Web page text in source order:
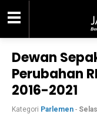
Dewan
Perubahan
2016-2021
Kategori Parlemen -